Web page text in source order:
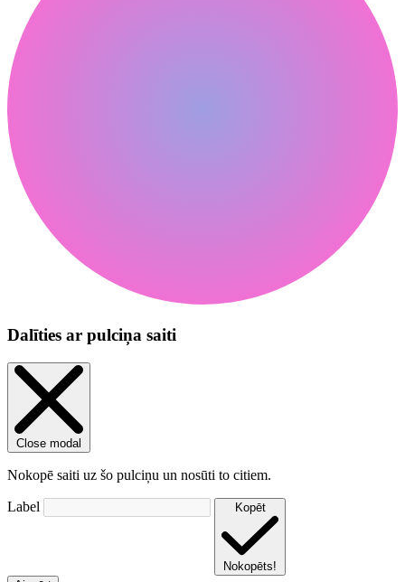
Dalīties ar pulciņa saiti
Close modal
Nokopē saiti uz šo pulciņu un nosūti to citiem.
Label Kopēt
Nokopēts!